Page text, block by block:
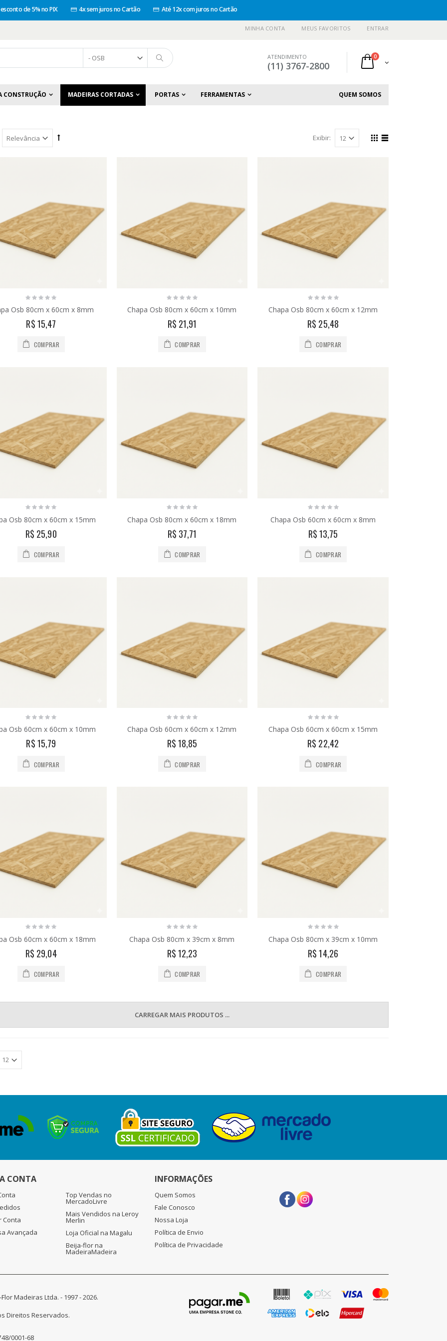
de 5% no PIX 4x sem juros no Cartão Até 12x com juros no Cartão
MINHA CONTA MEUS FAVORITOS ENTRAR
ATENDIMENTO
(11) 3767-2800
0
CONSTRUÇÃO MADEIRAS CORTADAS PORTAS FERRAMENTAS QUEM SOMOS
Exibir:
Osb 80cm x 60cm x 8mm
R$ 15,47
COMPRAR
Chapa Osb 80cm x 60cm x 10mm
R$ 21,91
COMPRAR
Chapa Osb 80cm x 60cm x 12mm
R$ 25,48
COMPRAR
Osb 80cm x 60cm x 15mm
R$ 25,90
COMPRAR
Chapa Osb 80cm x 60cm x 18mm
R$ 37,71
COMPRAR
Chapa Osb 60cm x 60cm x 8mm
R$ 13,75
COMPRAR
Osb 60cm x 60cm x 10mm
R$ 15,79
COMPRAR
Chapa Osb 60cm x 60cm x 12mm
R$ 18,85
COMPRAR
Chapa Osb 60cm x 60cm x 15mm
R$ 22,42
COMPRAR
Osb 60cm x 60cm x 18mm
R$ 29,04
COMPRAR
Chapa Osb 80cm x 39cm x 8mm
R$ 12,23
COMPRAR
Chapa Osb 80cm x 39cm x 10mm
R$ 14,26
COMPRAR
CARREGAR MAIS PRODUTOS ...
CONTA
Conta
Avançada
Top Vendas no
MercadoLivre
Mais Vendidos na Leroy
Merlin
Loja Oficial na Magalu
Beija-flor na
MadeiraMadeira
INFORMAÇÕES
Quem Somos
Fale Conosco
Nossa Loja
Política de Envio
Política de Privacidade
Madeiras Ltda. - 1997 - 2026.
Direitos Reservados.
0001-68